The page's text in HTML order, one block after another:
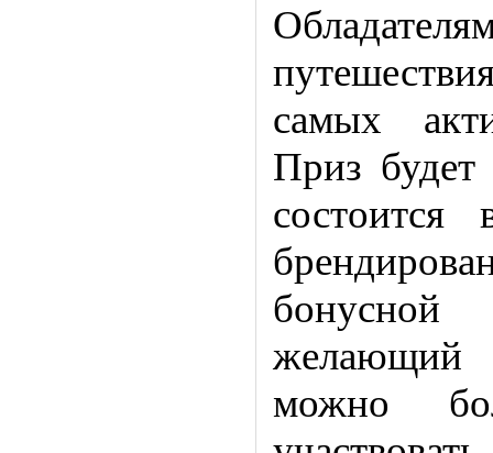
самых
Приз будет
желающий
можно